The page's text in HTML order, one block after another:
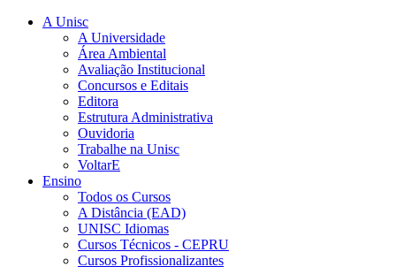
A Unisc
A Universidade
Área Ambiental
Avaliação Institucional
Concursos e Editais
Editora
Estrutura Administrativa
Ouvidoria
Trabalhe na Unisc
VoltarE
Ensino
Todos os Cursos
A Distância (EAD)
UNISC Idiomas
Cursos Técnicos - CEPRU
Cursos Profissionalizantes